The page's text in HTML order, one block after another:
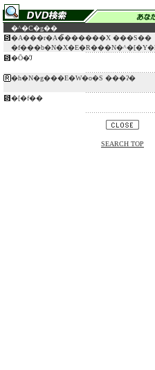
�^�C�g��
�A���r�A�̃������X ���S��
�Ō�̒J
�h�N�g���E�W�o�S ���ʔ�
�[�f��
SEARCH TOP